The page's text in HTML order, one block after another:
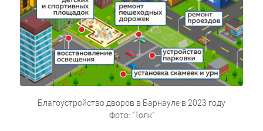
Благоустройство дворов в Барнауле в 2023 году
Фото: "Толк"